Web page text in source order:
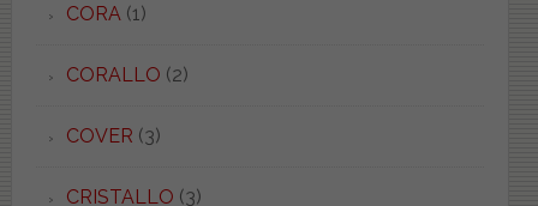
CORA (1)
CORALLO (2)
COVER (3)
CRISTALLO (3)